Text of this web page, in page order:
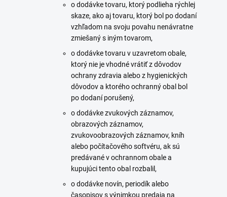
o dodávke tovaru, ktorý podlieha rýchlej
skaze, ako aj tovaru, ktorý bol po dodaní
vzhľadom na svoju povahu nenávratne
zmiešaný s iným tovarom,
o dodávke tovaru v uzavretom obale,
ktorý nie je vhodné vrátiť z dôvodov
ochrany zdravia alebo z hygienických
dôvodov a ktorého ochranný obal bol
po dodaní porušený,
o dodávke zvukových záznamov,
obrazových záznamov,
zvukovoobrazových záznamov, kníh
alebo počítačového softvéru, ak sú
predávané v ochrannom obale a
kupujúci tento obal rozbalil,
o dodávke novín, periodík alebo
časopisov s výnimkou predaja na